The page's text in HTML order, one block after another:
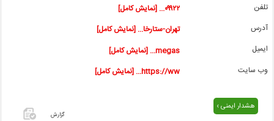
تلفن
۰۹۹۲۲... [نمایش کامل]
آدرس
تهران-ستارخا... [نمایش کامل]
ایمیل
megas... [نمایش کامل]
وب سایت
https://ww... [نمایش کامل]
هشدار ایمنی ›
گزارش